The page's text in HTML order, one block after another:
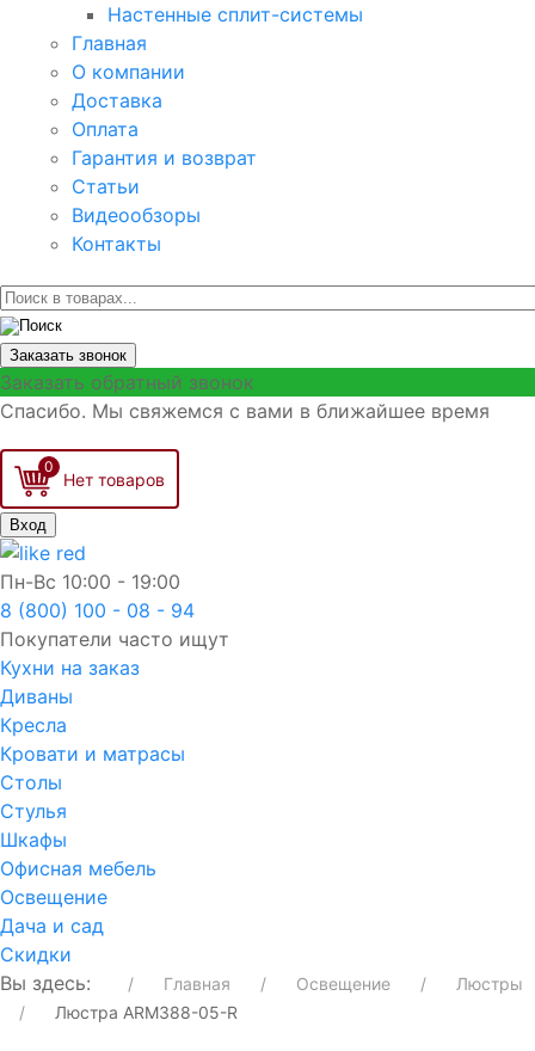
Настенные сплит-системы
Главная
О компании
Доставка
Оплата
Гарантия и возврат
Статьи
Видеообзоры
Контакты
Заказать звонок
Заказать обратный звонок
Спасибо. Мы свяжемся с вами в ближайшее время
0
Вход
Пн-Вс 10:00 - 19:00
8 (800) 100 - 08 - 94
Покупатели часто ищут
Кухни на заказ
Диваны
Кресла
Кровати и матрасы
Столы
Стулья
Шкафы
Офисная мебель
Освещение
Дача и сад
Скидки
Вы здесь:
Главная Освещение
Люстры
Люстра ARM388-05-R